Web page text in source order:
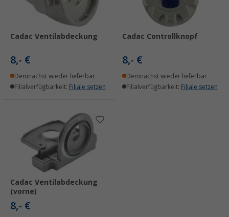
Cadac Ventilabdeckung
8,- €
Demnächst wieder lieferbar
Filialverfügbarkeit: Filiale setzen
Cadac Controllknopf
8,- €
Demnächst wieder lieferbar
Filialverfügbarkeit: Filiale setzen
Cadac Ventilabdeckung
(vorne)
8,- €